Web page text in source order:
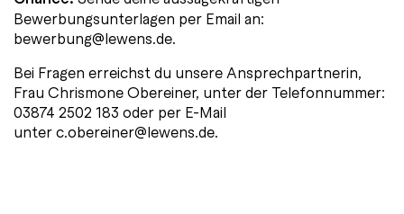
Bewerbungsunterlagen per Email an:
bewerbung@lewens.de.
Bei Fragen erreichst du unsere Ansprechpartnerin,
Frau Chrismone Obereiner, unter der Telefonnummer:
03874 2502 183 oder per E-Mail
unterc.obereiner@lewens.de.